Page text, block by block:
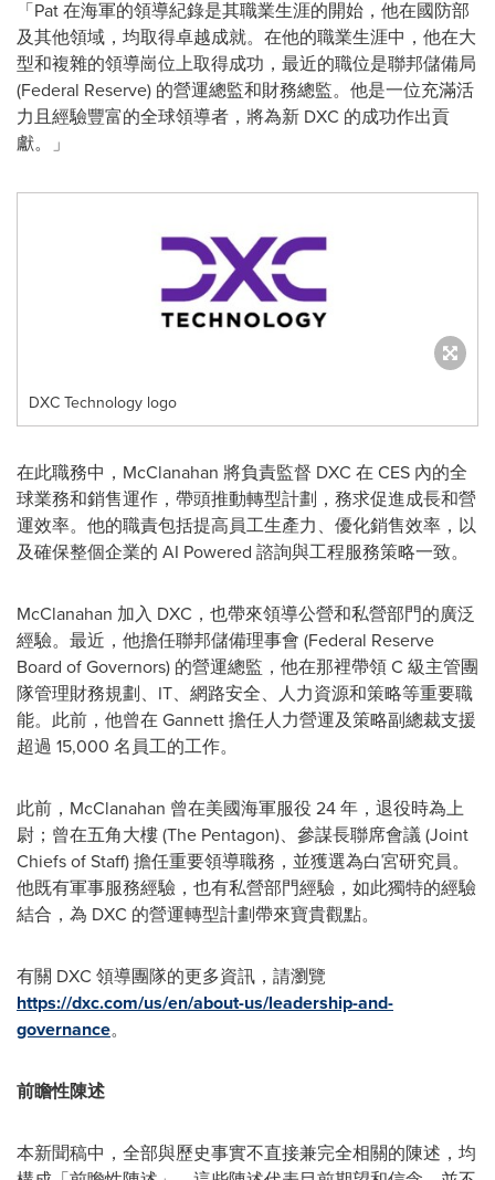
「Pat 在海軍的領導紀錄是其職業生涯的開始，他在國防部
及其他領域，均取得卓越成就。在他的職業生涯中，他在大
型和複雜的領導崗位上取得成功，最近的職位是聯邦儲備局
(Federal Reserve) 的營運總監和財務總監。他是一位充滿活
力且經驗豐富的全球領導者，將為新 DXC 的成功作出貢
獻。」
DXC Technology logo
在此職務中，McClanahan 將負責監督 DXC 在 CES 內的全
球業務和銷售運作，帶頭推動轉型計劃，務求促進成長和營
運效率。他的職責包括提高員工生產力、優化銷售效率，以
及確保整個企業的 AI Powered 諮詢與工程服務策略一致。
McClanahan 加入 DXC，也帶來領導公營和私營部門的廣泛
經驗。最近，他擔任聯邦儲備理事會 (Federal Reserve
Board of Governors) 的營運總監，他在那裡帶領 C 級主管團
隊管理財務規劃、IT、網路安全、人力資源和策略等重要職
能。此前，他曾在 Gannett 擔任人力營運及策略副總裁支援
超過 15,000 名員工的工作。
此前，McClanahan 曾在美國海軍服役 24 年，退役時為上
尉；曾在五角大樓 (The Pentagon)、參謀長聯席會議 (Joint
Chiefs of Staff) 擔任重要領導職務，並獲選為白宮研究員。
他既有軍事服務經驗，也有私營部門經驗，如此獨特的經驗
結合，為 DXC 的營運轉型計劃帶來寶貴觀點。
有關 DXC 領導團隊的更多資訊，請瀏覽
https://dxc.com/us/en/about-us/leadership-and-
governance。
前瞻性陳述
本新聞稿中，全部與歷史事實不直接兼完全相關的陳述，均